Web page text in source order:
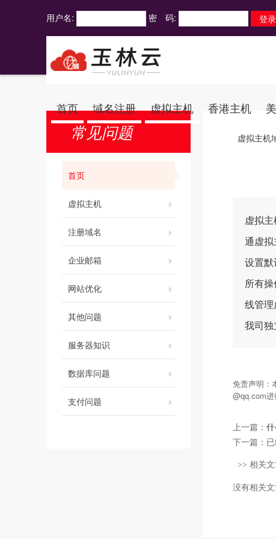
用户名: 密 码:
首页 域名注册 虚拟主机 香港主机
常见问题
首页
虚拟主机
注册域名
企业邮箱
网站优化
其他问题
服务器知识
数据库问题
支付问题
虚拟主机
虚拟
通虚
设置默
所有
线管理
我司
免责声明：
@qq.com进
上一篇： 什
下一篇：
>> 相关
没有相关文